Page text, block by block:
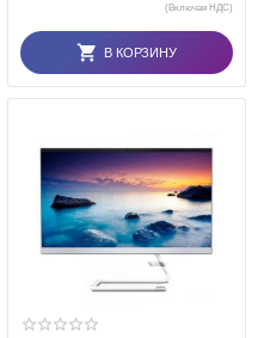
(Включая НДС)
В КОРЗИНУ